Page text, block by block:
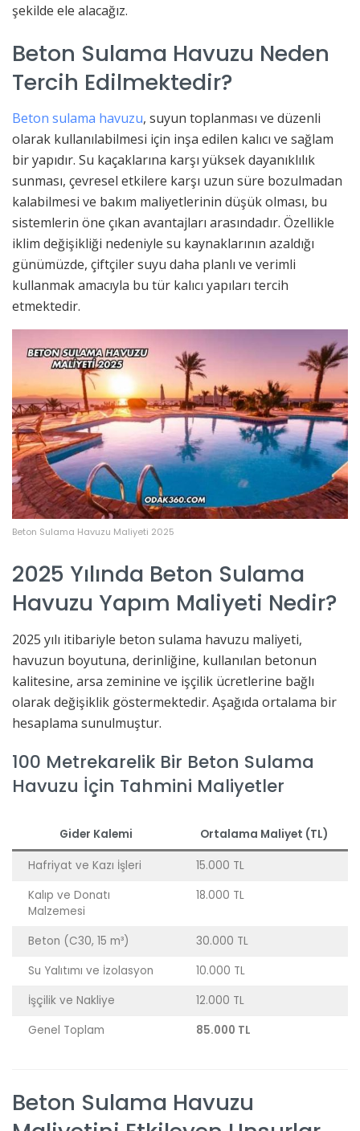
şekilde ele alacağız.
Beton Sulama Havuzu Neden
Tercih Edilmektedir?
Beton sulama havuzu, suyun toplanması ve düzenli
olarak kullanılabilmesi için inşa edilen kalıcı ve sağlam
bir yapıdır. Su kaçaklarına karşı yüksek dayanıklılık
sunması, çevresel etkilere karşı uzun süre bozulmadan
kalabilmesi ve bakım maliyetlerinin düşük olması, bu
sistemlerin öne çıkan avantajları arasındadır. Özellikle
iklim değişikliği nedeniyle su kaynaklarının azaldığı
günümüzde, çiftçiler suyu daha planlı ve verimli
kullanmak amacıyla bu tür kalıcı yapıları tercih
etmektedir.
Beton Sulama Havuzu Maliyeti 2025
2025 Yılında Beton Sulama
Havuzu Yapım Maliyeti Nedir?
2025 yılı itibariyle beton sulama havuzu maliyeti,
havuzun boyutuna, derinliğine, kullanılan betonun
kalitesine, arsa zeminine ve işçilik ücretlerine bağlı
olarak değişiklik göstermektedir. Aşağıda ortalama bir
hesaplama sunulmuştur.
100 Metrekarelik Bir Beton Sulama
Havuzu İçin Tahmini Maliyetler
Gider Kalemi Ortalama Maliyet (TL)
Hafriyat ve Kazı İşleri
15.000 TL
Kalıp ve Donatı
Malzemesi
18.000 TL
Beton (C30, 15 m³)
30.000 TL
Su Yalıtımı ve İzolasyon
10.000 TL
İşçilik ve Nakliye
12.000 TL
Genel Toplam
85.000 TL
Beton Sulama Havuzu